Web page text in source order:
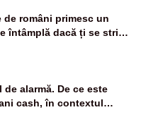
de români primesc un
întâmplă dacă ți se strică
de alarmă. De ce este
cash, în contextul